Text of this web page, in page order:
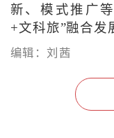
新、模式推广
+文科旅”融合发
编辑：刘茜